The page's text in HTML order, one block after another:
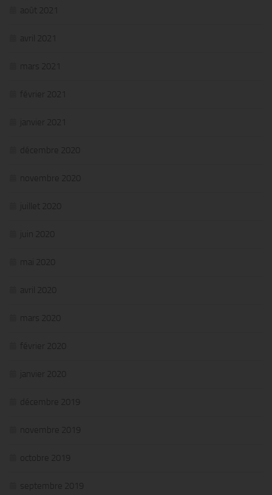
août 2021
avril 2021
mars 2021
février 2021
janvier 2021
décembre 2020
novembre 2020
juillet 2020
juin 2020
mai 2020
avril 2020
mars 2020
février 2020
janvier 2020
décembre 2019
novembre 2019
octobre 2019
septembre 2019